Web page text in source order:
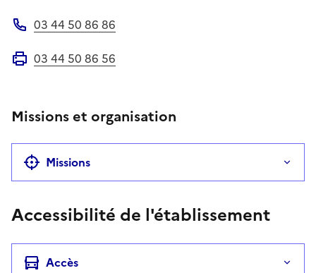
03 44 50 86 86
03 44 50 86 56
Missions et organisation
Missions
Accessibilité de l'établissement
Accès